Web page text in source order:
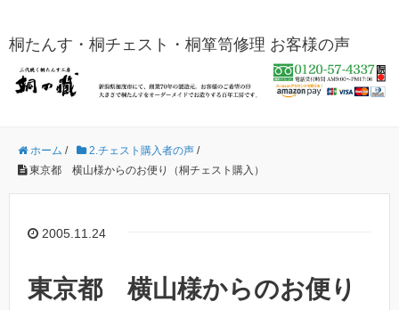
桐たんす・桐チェスト・桐箪笥修理 お客様の声
ホーム / 2.チェスト購入者の声 /
東京都 横山様からのお便り（桐チェスト購入）
2005.11.24
東京都 横山様からのお便り